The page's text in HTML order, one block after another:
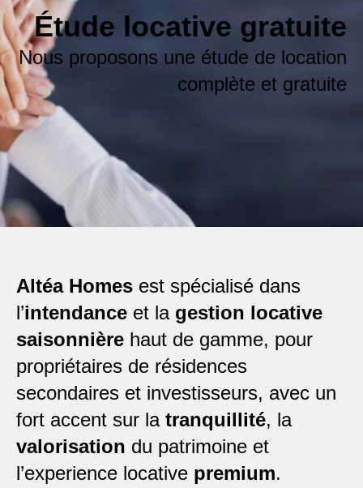
Étude locative gratuite
Nous proposons une étude de location
complète et gratuite
Altéa Homes est spécialisé dans
l’intendance et la gestion locative
saisonnière haut de gamme, pour
propriétaires de résidences
secondaires et investisseurs, avec un
fort accent sur la tranquillité, la
valorisation du patrimoine et
l’experience locative premium.